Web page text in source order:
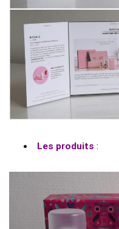
Les produits :